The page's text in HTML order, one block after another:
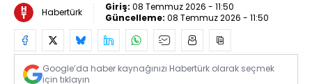
Habertürk Giriş: 08 Temmuz 2026 - 11:50
Güncelleme: 08 Temmuz 2026 - 11:50
Google’da haber kaynağınızı Habertürk olarak seçmek
için tıklayın